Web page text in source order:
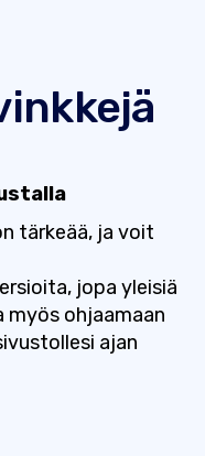
tärkeää, ja voit
jopa yleisiä
ohjaamaan
ajan